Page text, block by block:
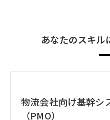
あなたのスキル
物流会社向け基幹シ
（PMO）